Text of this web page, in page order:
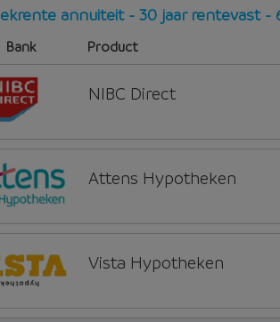
annuiteit - 30 jaar rentevast -
Bank Product
NIBC Direct
Attens Hypotheken
Vista Hypotheken